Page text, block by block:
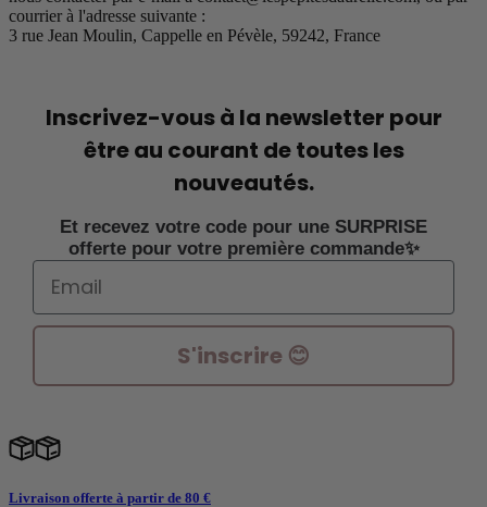
courrier à l'adresse suivante :
3 rue Jean Moulin, Cappelle en Pévèle, 59242, France
Inscrivez-vous à la newsletter pour
être au courant de toutes les
nouveautés.
Et recevez votre code pour une SURPRISE
offerte pour votre première commande✨
Email
S'inscrire 😊
Livraison offerte à partir de 80 €